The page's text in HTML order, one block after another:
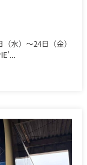
水）～24日（金）